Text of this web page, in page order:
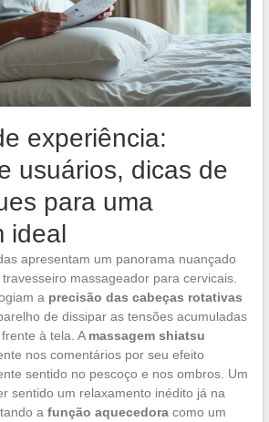
experiência:
usuários, dicas de
para uma
ideal
apresentam um panorama nuançado
massageador para cervicais.
a precisão das cabeças rotativas
de dissipar as tensões acumuladas
à tela. A massagem shiatsu
nos comentários por seu efeito
sentido no pescoço e nos ombros. Um
sentido um relaxamento inédito já na
a função aquecedoracomo um